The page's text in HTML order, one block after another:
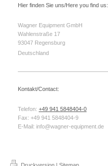
Hier finden Sie uns/Here you find us:
Wagner Equipment GmbH
Wahlenstraße 17
93047 Regensburg
Deutschland
Kontakt/Contact:
Telefon: +49 941 5848404-0
Fax: +49 941 5848404-9
E-Mail: info@wagner-equipment.de